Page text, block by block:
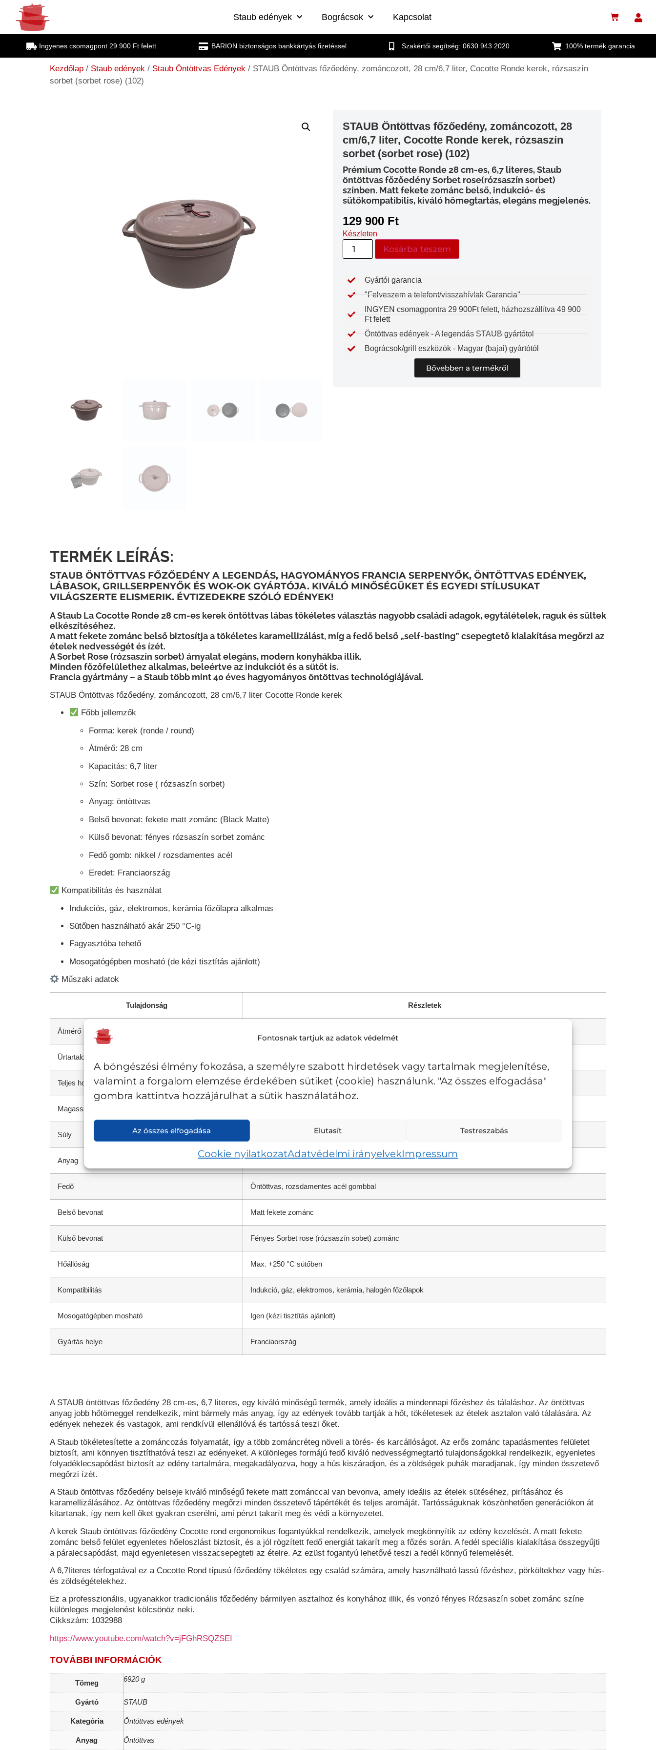
Fontosnak tartjuk az adatok védelmét
A böngészési élmény fokozása, a személyre szabott hirdetések vagy tartalmak megjelenítése,
valamint a forgalom elemzése érdekében sütiket (cookie) használunk. "Az összes elfogadása"
gombra kattintva hozzájárulhat a sütik használatához.
Az összes elfogadása Elutasít Testreszabás
Cookie nyilatkozatAdatvédelmi irányelvekImpressum
Staub edények Bográcsok Kapcsolat
Ingyenes csomagpont 29 900 Ft felett BARION biztonságos bankkártyás fizetéssel Szakértői segítség: 0630 943 2020 100% termék garancia
Kezdőlap / Staub edények / Staub Öntöttvas Edények / STAUB Öntöttvas főzőedény, zománcozott, 28 cm/6,7 liter, Cocotte Ronde kerek, rózsaszín
sorbet (sorbet rose) (102)
STAUB Öntöttvas főzőedény, zománcozott, 28
cm/6,7 liter, Cocotte Ronde kerek, rózsaszín
sorbet (sorbet rose) (102)
Prémium Cocotte Ronde 28 cm-es, 6,7 literes, Staub
öntöttvas főzőedény Sorbet rose(rózsaszín sorbet)
színben. Matt fekete zománc belső, indukció- és
sütőkompatibilis, kiváló hőmegtartás, elegáns megjelenés.
129 900 Ft
Készleten
Kosárba teszem
Gyártói garancia​
"Felveszem a telefont/visszahívlak Garancia"
INGYEN csomagpontra 29 900Ft felett, házhozszállítva 49 900
Ft felett
Öntöttvas edények - A legendás STAUB gyártótol
Bográcsok/grill eszközök - Magyar (bajai) gyártótól
Bővebben a termékről
TERMÉK LEÍRÁS:
STAUB ÖNTÖTTVAS FŐZŐEDÉNY A LEGENDÁS, HAGYOMÁNYOS FRANCIA SERPENYŐK, ÖNTÖTTVAS EDÉNYEK,
LÁBASOK, GRILLSERPENYŐK ÉS WOK-OK GYÁRTÓJA. KIVÁLÓ MINŐSÉGÜKET ÉS EGYEDI STÍLUSUKAT
VILÁGSZERTE ELISMERIK. ÉVTIZEDEKRE SZÓLÓ EDÉNYEK!
A Staub La Cocotte Ronde 28 cm-es kerek öntöttvas lábas tökéletes választás nagyobb családi adagok, egytálételek, raguk és sültek
elkészítéséhez.
A matt fekete zománc belső biztosítja a tökéletes karamellizálást, míg a fedő belső „self-basting” csepegtető kialakítása megőrzi az
ételek nedvességét és ízét.
A Sorbet Rose (rózsaszín sorbet) árnyalat elegáns, modern konyhákba illik.
Minden főzőfelülethez alkalmas, beleértve az indukciót és a sütőt is.
Francia gyártmány – a Staub több mint 40 éves hagyományos öntöttvas technológiájával.
STAUB Öntöttvas főzőedény, zománcozott, 28 cm/6,7 liter Cocotte Ronde kerek
Főbb jellemzők
Forma: kerek (ronde / round)
Átmérő: 28 cm
Kapacitás: 6,7 liter
Szín: Sorbet rose ( rózsaszín sorbet)
Anyag: öntöttvas
Belső bevonat: fekete matt zománc (Black Matte)
Külső bevonat: fényes rózsaszín sorbet zománc
Fedő gomb: nikkel / rozsdamentes acél
Eredet: Franciaország
Kompatibilitás és használat
Indukciós, gáz, elektromos, kerámia főzőlapra alkalmas
Sütőben használható akár 250 °C-ig
Fagyasztóba tehető
Mosogatógépben mosható (de kézi tisztítás ajánlott)
Műszaki adatok
Tulajdonság Részletek
Átmérő
Űrtartalom
Teljes hossz (füllel) kb. 35,5 cm
Magasság (fedővel)
Súly
Anyag Öntöttvas
Fedő Öntöttvas, rozsdamentes acél gombbal
Belső bevonat Matt fekete zománc
Külső bevonat Fényes Sorbet rose (rózsaszín sobet) zománc
Hőállóság Max. +250 °C sütőben
Kompatibilitás Indukció, gáz, elektromos, kerámia, halogén főzőlapok
Mosogatógépben mosható Igen (kézi tisztítás ajánlott)
Gyártás helye Franciaország
A STAUB öntöttvas főzőedény 28 cm-es, 6,7 literes, egy kiváló minőségű termék, amely ideális a mindennapi főzéshez és tálaláshoz. Az öntöttvas
anyag jobb hőtömeggel rendelkezik, mint bármely más anyag, így az edények tovább tartják a hőt, tökéletesek az ételek asztalon való tálalására. Az
edények nehezek és vastagok, ami rendkívül ellenállóvá és tartóssá teszi őket.
A Staub tökéletesítette a zománcozás folyamatát, így a több zománcréteg növeli a törés- és karcállóságot. Az erős zománc tapadásmentes felületet
biztosít, ami könnyen tisztíthatóvá teszi az edényeket. A különleges formájú fedő kiváló nedvességmegtartó tulajdonságokkal rendelkezik, egyenletes
folyadéklecsapódást biztosít az edény tartalmára, megakadályozva, hogy a hús kiszáradjon, és a zöldségek puhák maradjanak, így minden összetevő
megőrzi ízét.
A Staub öntöttvas főzőedény belseje kiváló minőségű fekete matt zománccal van bevonva, amely ideális az ételek sütéséhez, pirításához és
karamellizálásához. Az öntöttvas főzőedény megőrzi minden összetevő tápértékét és teljes aromáját. Tartósságuknak köszönhetően generációkon át
kitartanak, így nem kell őket gyakran cserélni, ami pénzt takarít meg és védi a környezetet.
A kerek Staub öntöttvas főzőedény Cocotte rond ergonomikus fogantyúkkal rendelkezik, amelyek megkönnyítik az edény kezelését. A matt fekete
zománc belső felület egyenletes hőeloszlást biztosít, és a jól rögzített fedő energiát takarít meg a főzés során. A fedél speciális kialakítása összegyűjti
a páralecsapódást, majd egyenletesen visszacsepegteti az ételre. Az ezüst fogantyú lehetővé teszi a fedél könnyű felemelését.
A 6,7literes térfogatával ez a Cocotte Rond típusú főzőedény tökéletes egy család számára, amely használható lassú főzéshez, pörköltekhez vagy hús-
és zöldségételekhez.
Ez a professzionális, ugyanakkor tradicionális főzőedény bármilyen asztalhoz és konyhához illik, és vonzó fényes Rózsaszín sobet zománc színe
különleges megjelenést kölcsönöz neki.
Cikkszám: 1032988
https://www.youtube.com/watch?v=jFGhRSQZSEI
TOVÁBBI INFORMÁCIÓK
Tömeg 6920 g
Gyártó STAUB
Kategória Öntöttvas edények
Anyag Öntöttvas